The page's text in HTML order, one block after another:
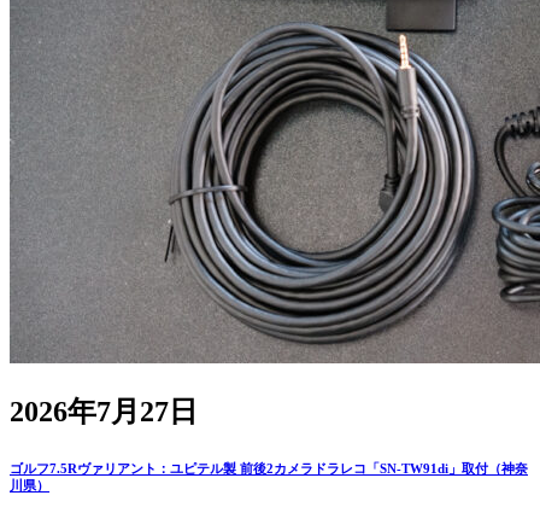
2026年7月27日
ゴルフ7.5Rヴァリアント：ユピテル製 前後2カメラドラレコ「SN-TW91di」取付（神奈
川県）